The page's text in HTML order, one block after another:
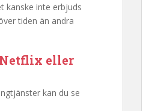
kanske inte erbjuds
tiden än andra
eller
kan du se